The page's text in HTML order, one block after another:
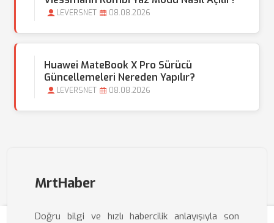
LEVERSNET 08.08.2026
Huawei MateBook X Pro Sürücü
Güncellemeleri Nereden Yapılır?
LEVERSNET 08.08.2026
MrtHaber
Doğru bilgi ve hızlı habercilik anlayışıyla son